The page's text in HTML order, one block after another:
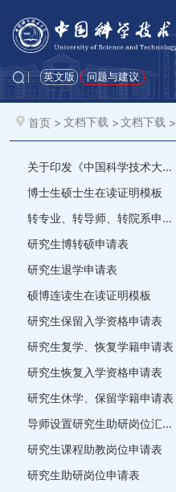
问题与建议
英文版
首页 > 文档下载 >文档下载 >
关于印发《中国科学技术大学科研经费博士管理办法》的通知
博士生硕士生在读证明模板
转专业、转导师、转院系申请表
研究生博转硕申请表
研究生退学申请表
硕博连读生在读证明模板
研究生保留入学资格申请表
研究生复学、恢复学籍申请表
研究生恢复入学资格申请表
研究生休学、保留学籍申请表
导师设置研究生助研岗位汇总表
研究生课程助教岗位申请表
研究生助研岗位申请表